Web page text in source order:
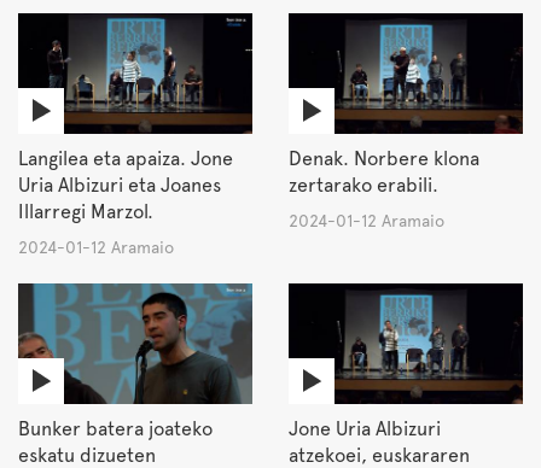
Langilea eta apaiza. Jone
Uria Albizuri eta Joanes
Illarregi Marzol.
2024-01-12 Aramaio
Denak. Norbere klona
zertarako erabili.
2024-01-12 Aramaio
Bunker batera joateko
eskatu dizueten
Jone Uria Albizuri
atzekoei, euskararen